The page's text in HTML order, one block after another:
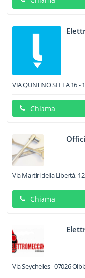
VIA QUNTINO SELLA 16-
Chiama
Via Martiri della Libertà, 12
Chiama
Via Seychelles-07026